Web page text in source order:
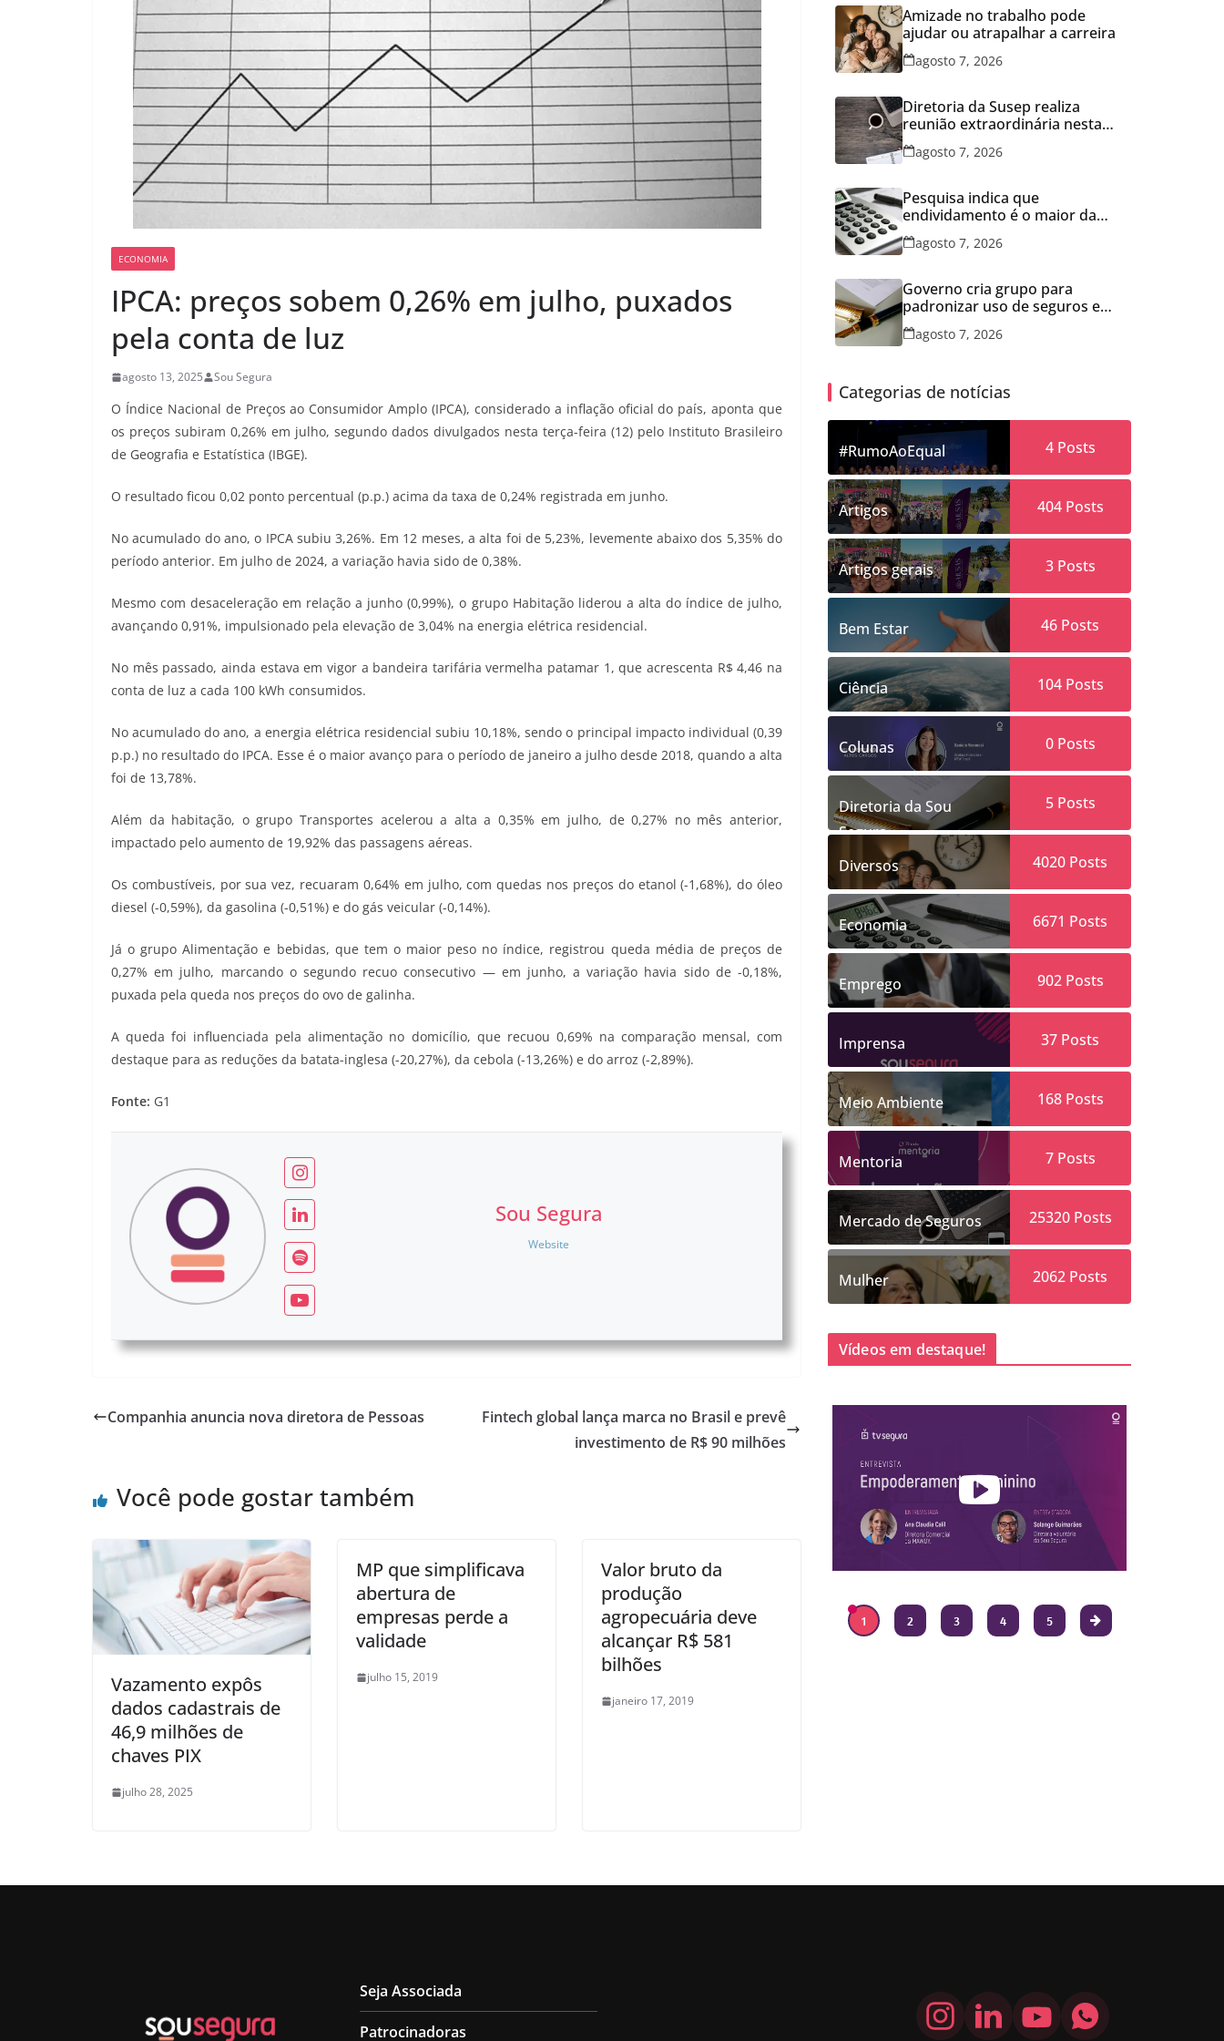
ECONOMIA
IPCA: preços sobem 0,26% em julho, puxados
pela conta de luz
agosto 13, 2025 Sou Segura
O Índice Nacional de Preços ao Consumidor Amplo (IPCA), considerado a inflação oficial do país, aponta que
os preços subiram 0,26% em julho, segundo dados divulgados nesta terça-feira (12) pelo Instituto Brasileiro
de Geografia e Estatística (IBGE).
O resultado ficou 0,02 ponto percentual (p.p.) acima da taxa de 0,24% registrada em junho.
No acumulado do ano, o IPCA subiu 3,26%. Em 12 meses, a alta foi de 5,23%, levemente abaixo dos 5,35% do
período anterior. Em julho de 2024, a variação havia sido de 0,38%.
Mesmo com desaceleração em relação a junho (0,99%), o grupo Habitação liderou a alta do índice de julho,
avançando 0,91%, impulsionado pela elevação de 3,04% na energia elétrica residencial.
No mês passado, ainda estava em vigor a bandeira tarifária vermelha patamar 1, que acrescenta R$ 4,46 na
conta de luz a cada 100 kWh consumidos.
No acumulado do ano, a energia elétrica residencial subiu 10,18%, sendo o principal impacto individual (0,39
p.p.) no resultado do IPCA. Esse é o maior avanço para o período de janeiro a julho desde 2018, quando a alta
foi de 13,78%.
Além da habitação, o grupo Transportes acelerou a alta a 0,35% em julho, de 0,27% no mês anterior,
impactado pelo aumento de 19,92% das passagens aéreas.
Os combustíveis, por sua vez, recuaram 0,64% em julho, com quedas nos preços do etanol (-1,68%), do óleo
diesel (-0,59%), da gasolina (-0,51%) e do gás veicular (-0,14%).
Já o grupo Alimentação e bebidas, que tem o maior peso no índice, registrou queda média de preços de
0,27% em julho, marcando o segundo recuo consecutivo — em junho, a variação havia sido de -0,18%,
puxada pela queda nos preços do ovo de galinha.
A queda foi influenciada pela alimentação no domicílio, que recuou 0,69% na comparação mensal, com
destaque para as reduções da batata-inglesa (-20,27%), da cebola (-13,26%) e do arroz (-2,89%).
Fonte: G1
Sou Segura
Website
Companhia anuncia nova diretora de Pessoas
Fintech global lança marca no Brasil e prevê
investimento de R$ 90 milhões
Você pode gostar também
Vazamento expôs
dados cadastrais de
46,9 milhões de
chaves PIX
julho 28, 2025
MP que simplificava
abertura de
empresas perde a
validade
julho 15, 2019
Valor bruto da
produção
agropecuária deve
alcançar R$ 581
bilhões
janeiro 17, 2019
Amizade no trabalho pode
ajudar ou atrapalhar a carreira
agosto 7, 2026
Diretoria da Susep realiza
reunião extraordinária nesta
sexta-feira
agosto 7, 2026
Pesquisa indica que
endividamento é o maior da
série histórica
agosto 7, 2026
Governo cria grupo para
padronizar uso de seguros em
concessões
agosto 7, 2026
Categorias de notícias
#RumoAoEqual 4Posts
Artigos 404Posts
Artigos gerais 3Posts
Bem Estar 46 Posts
Ciência 104Posts
Colunas 0Posts
Diretoria da Sou
Segura
5Posts
Diversos 4020 Posts
Economia 6671 Posts
Emprego 902Posts
Imprensa 37 Posts
Meio Ambiente 168Posts
Mentoria 7Posts
Mercado de Seguros 25320Posts
Mulher 2062 Posts
Vídeos em destaque!
1 2 3 4 5
Seja Associada
Patrocinadoras